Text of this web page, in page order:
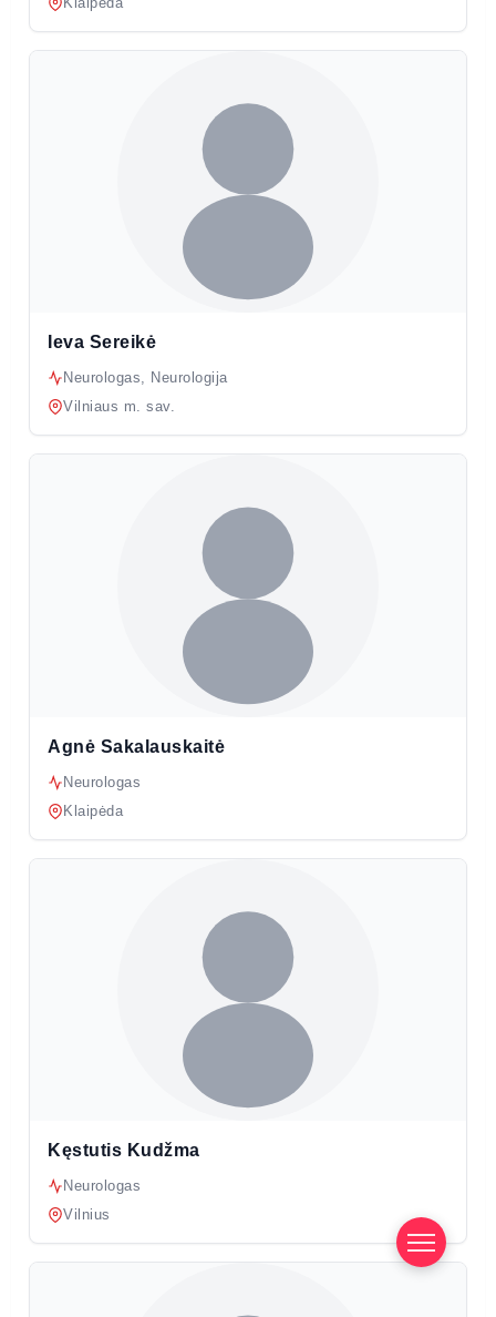
Ieva Sereikė
Neurologas, Neurologija
Vilniaus m. sav.
Agnė Sakalauskaitė
Neurologas
Klaipėda
Kęstutis Kudžma
Neurologas
Vilnius